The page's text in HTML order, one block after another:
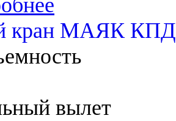
кран МАЯК КПД
вылет